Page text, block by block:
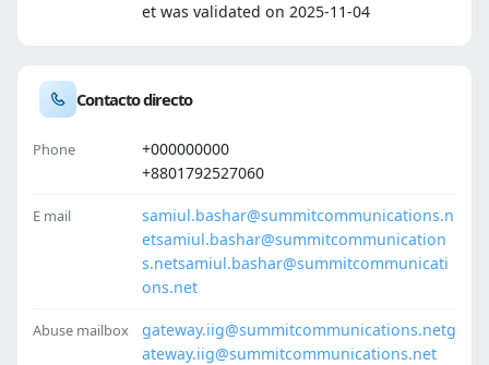
et was validated on 2025-11-04
Contacto directo
Phone
+000000000
+8801792527060
E mail
samiul.bashar@summitcommunications.n
etsamiul.bashar@summitcommunication
s.netsamiul.bashar@summitcommunicati
ons.net
Abuse mailbox gateway.iig@summitcommunications.netg
ateway.iig@summitcommunications.net